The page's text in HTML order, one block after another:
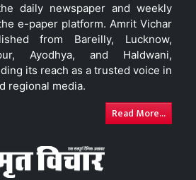
daily newspaper and weekly
e-paper platform. Amrit Vichar
from Bareilly, Lucknow,
Ayodhya, and Haldwani,
its reach as a trusted voice in
regional media.
Read More...